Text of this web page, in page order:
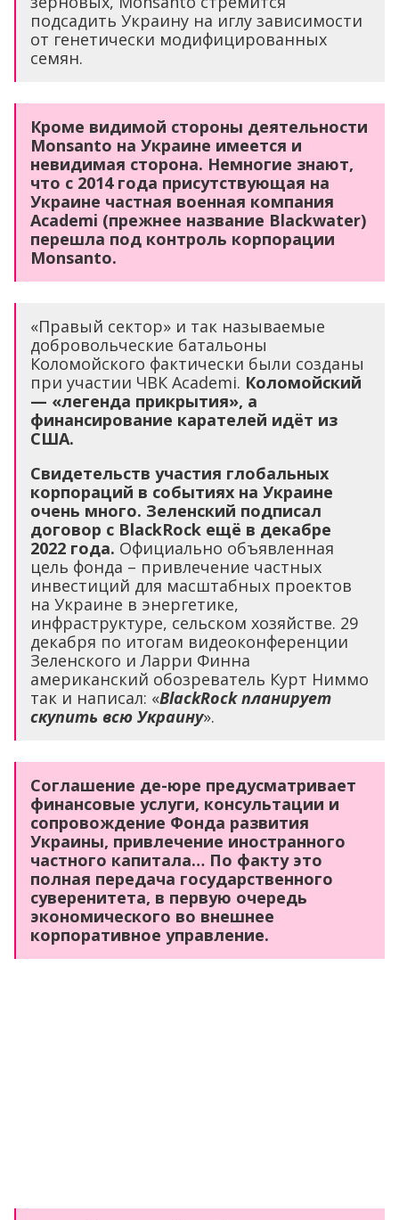
подсадить Украину на иглу зависимости
от генетически модифицированных
семян.
Кроме видимой стороны деятельности
Monsanto на Украине имеется и
невидимая сторона. Немногие знают,
что с 2014 года присутствующая на
Украине частная военная компания
Academi (прежнее название Blackwater)
перешла под контроль корпорации
Monsanto.
«Правый сектор» и так называемые
добровольческие батальоны
Коломойского фактически были созданы
при участии ЧВК Academi. Коломойский
— «легенда прикрытия», а
финансирование карателей идёт из
США.
Свидетельств участия глобальных
корпораций в событиях на Украине
очень много. Зеленский подписал
договор с BlackRock ещё в декабре
2022 года. Официально объявленная
цель фонда – привлечение частных
инвестиций для масштабных проектов
на Украине в энергетике,
инфраструктуре, сельском хозяйстве. 29
декабря по итогам видеоконференции
Зеленского и Ларри Финна
американский обозреватель Курт Ниммо
так и написал: «BlackRock планирует
скупить всю Украину».
Соглашение де-юре предусматривает
финансовые услуги, консультации и
сопровождение Фонда развития
Украины, привлечение иностранного
частного капитала… По факту это
полная передача государственного
суверенитета, в первую очередь
экономического во внешнее
корпоративное управление.